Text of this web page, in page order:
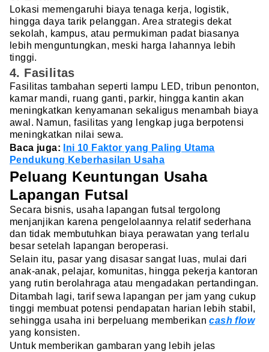
Lokasi memengaruhi biaya tenaga kerja, logistik,
hingga daya tarik pelanggan. Area strategis dekat
sekolah, kampus, atau permukiman padat biasanya
lebih menguntungkan, meski harga lahannya lebih
tinggi.
4. Fasilitas
Fasilitas tambahan seperti lampu LED, tribun penonton,
kamar mandi, ruang ganti, parkir, hingga kantin akan
meningkatkan kenyamanan sekaligus menambah biaya
awal. Namun, fasilitas yang lengkap juga berpotensi
meningkatkan nilai sewa.
Baca juga:
Ini 10 Faktor yang Paling Utama
Pendukung Keberhasilan Usaha
Peluang Keuntungan Usaha
Lapangan Futsal
Secara bisnis, usaha lapangan futsal tergolong
menjanjikan karena pengelolaannya relatif sederhana
dan tidak membutuhkan biaya perawatan yang terlalu
besar setelah lapangan beroperasi.
Selain itu, pasar yang disasar sangat luas, mulai dari
anak-anak, pelajar, komunitas, hingga pekerja kantoran
yang rutin berolahraga atau mengadakan pertandingan.
Ditambah lagi, tarif sewa lapangan per jam yang cukup
tinggi membuat potensi pendapatan harian lebih stabil,
sehingga usaha ini berpeluang memberikancash flow
yang konsisten.
Untuk memberikan gambaran yang lebih jelas